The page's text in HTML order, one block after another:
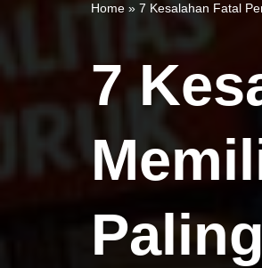
Home » 7 Kesalahan Fatal
7